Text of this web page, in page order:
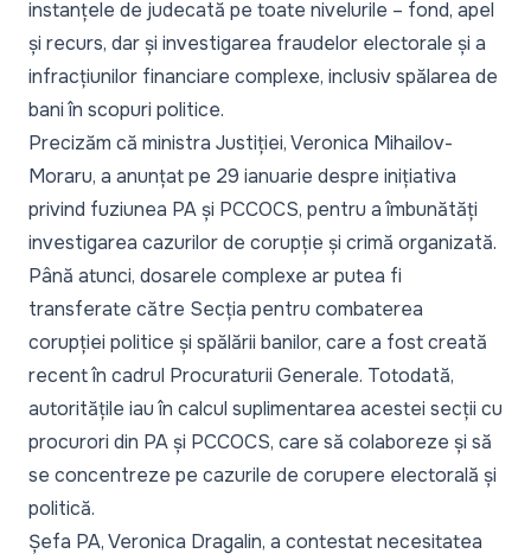
instanțele de judecată pe toate nivelurile – fond, apel
și recurs, dar și investigarea fraudelor electorale și a
infracțiunilor financiare complexe, inclusiv spălarea de
bani în scopuri politice.
Precizăm că ministra Justiției, Veronica Mihailov-
Moraru, a anunțat pe 29 ianuarie despre inițiativa
privind fuziunea PA și PCCOCS, pentru a îmbunătăți
investigarea cazurilor de corupție și crimă organizată.
Până atunci, dosarele complexe ar putea fi
transferate către Secția pentru combaterea
corupției politice și spălării banilor, care a fost creată
recent în cadrul Procuraturii Generale. Totodată,
autoritățile iau în calcul suplimentarea acestei secții cu
procurori din PA și PCCOCS, care să colaboreze și să
se concentreze pe cazurile de corupere electorală și
politică.
Șefa PA, Veronica Dragalin, a contestat necesitatea